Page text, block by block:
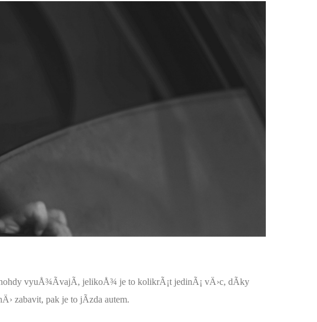
vyuÅ¾Ã­vajÃ­, jelikoÅ¾ je to kolikrÃ¡t jedinÃ¡ vÄ›c, dÃ­ky
zabavit, pak je to jÃ­zda autem.